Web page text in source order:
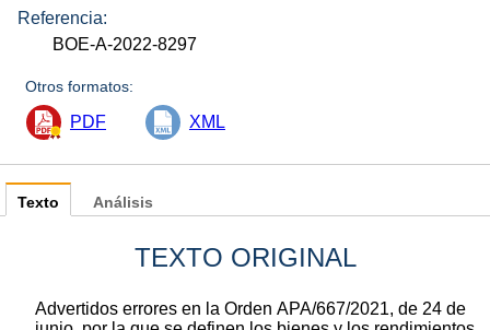
Referencia:
BOE-A-2022-8297
Otros formatos:
PDF XML
Texto
TEXTO ORIGINAL
Advertidos errores en la Orden APA/667/2021, de 24 de
Análisis